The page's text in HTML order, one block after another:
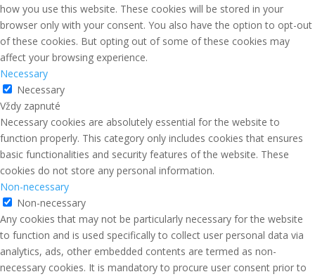
how you use this website. These cookies will be stored in your
browser only with your consent. You also have the option to opt-out
of these cookies. But opting out of some of these cookies may
affect your browsing experience.
Necessary
Necessary
Vždy zapnuté
Necessary cookies are absolutely essential for the website to
function properly. This category only includes cookies that ensures
basic functionalities and security features of the website. These
cookies do not store any personal information.
Non-necessary
Non-necessary
Any cookies that may not be particularly necessary for the website
to function and is used specifically to collect user personal data via
analytics, ads, other embedded contents are termed as non-
necessary cookies. It is mandatory to procure user consent prior to